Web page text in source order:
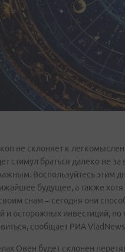
не склоняет к
стимул браться далеко не за
Воспользуйтесь этим
будущее, а также
снам – сегодня они
осторожных инвестиций, но
сообщает РИА
Овен будет склонен